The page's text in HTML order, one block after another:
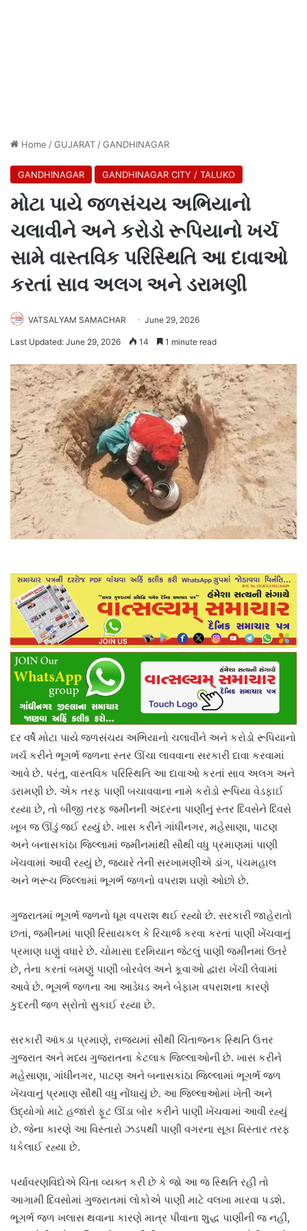
Home /GUJARAT /GANDHINAGAR
GANDHINAGAR GANDHINAGAR CITY / TALUKO
મોટા પાયે જળસંચય અભિયાનો
ચલાવીને અને કરોડો રૂપિયાનો ખર્ચ
સામે વાસ્તવિક પરિસ્થિતિ આ દાવાઓ
કરતાં સાવ અલગ અને ડરામણી
VATSALYAM SAMACHAR June 29, 2026
Last Updated: June 29, 2026 14 1 minute read
દર વર્ષે મોટા પાયે જળસંચય અભિયાનો ચલાવીને અને કરોડો રૂપિયાનો
ખર્ચ કરીને ભૂગર્ભ જળના સ્તર ઊંચા લાવવાના સરકારી દાવા કરવામાં
આવે છે. પરંતુ, વાસ્તવિક પરિસ્થિતિ આ દાવાઓ કરતાં સાવ અલગ અને
ડરામણી છે. એક તરફ પાણી બચાવવાના નામે કરોડો રૂપિયા વેડફાઈ
રહ્યા છે, તો બીજી તરફ જમીનની અંદરના પાણીનું સ્તર દિવસેને દિવસે
ખૂબ જ ઊંડું જઈ રહ્યું છે. ખાસ કરીને ગાંધીનગર, મહેસાણા, પાટણ
અને બનાસકાંઠા જિલ્લામાં જમીનમાંથી સૌથી વધુ પ્રમાણમાં પાણી
ખેંચવામાં આવી રહ્યું છે, જ્યારે તેની સરખામણીએ ડાંગ, પંચમહાલ
અને ભરૂચ જિલ્લામાં ભૂગર્ભ જળનો વપરાશ ઘણો ઓછો છે.
ગુજરાતમાં ભૂગર્ભ જળનો ધૂમ વપરાશ થઈ રહ્યો છે. સરકારી જાહેરાતો
છતાં, જમીનમાં પાણી રિસાયકલ કે રિચાર્જ કરવા કરતાં પાણી ખેંચવાનું
પ્રમાણ ઘણું વધારે છે. ચોમાસા દરમિયાન જેટલું પાણી જમીનમાં ઉતરે
છે, તેના કરતાં બમણું પાણી બોરવેલ અને કૂવાઓ દ્વારા ખેંચી લેવામાં
આવે છે. ભૂગર્ભ જળના આ આડેધડ અને બેફામ વપરાશના કારણે
કુદરતી જળ સ્રોતો સુકાઈ રહ્યા છે.
સરકારી આંકડા પ્રમાણે, રાજ્યમાં સૌથી ચિંતાજનક સ્થિતિ ઉત્તર
ગુજરાત અને મધ્ય ગુજરાતના કેટલાક જિલ્લાઓની છે. ખાસ કરીને
મહેસાણા, ગાંધીનગર, પાટણ અને બનાસકાંઠા જિલ્લામાં ભૂગર્ભ જળ
ખેંચવાનું પ્રમાણ સૌથી વધુ નોંધાયું છે. આ જિલ્લાઓમાં ખેતી અને
ઉદ્યોગો માટે હજારો ફૂટ ઊંડા બોર કરીને પાણી ખેંચવામાં આવી રહ્યું
છે. જેના કારણે આ વિસ્તારો ઝડપથી પાણી વગરના સૂકા વિસ્તાર તરફ
ધકેલાઈ રહ્યા છે.
પર્યાવરણવિદોએ ચિંતા વ્યક્ત કરી છે કે જો આ જ સ્થિતિ રહી તો
આગામી દિવસોમાં ગુજરાતમાં લોકોએ પાણી માટે વલખા મારવા પડશે.
ભૂગર્ભ જળ ખલાસ થવાના કારણે માત્ર પીવાના શુદ્ધ પાણીની જ નહીં,